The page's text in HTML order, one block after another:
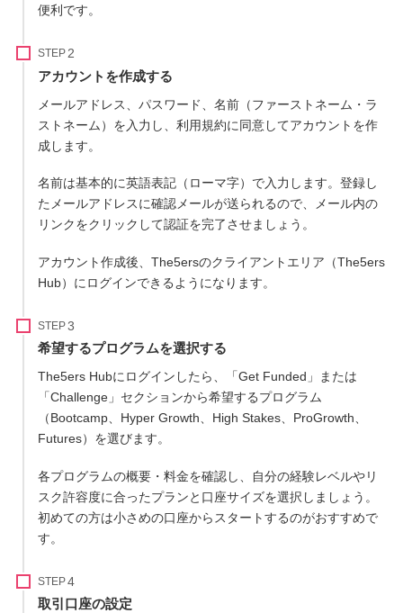
便利です。
STEP
アカウントを作成する
メールアドレス、パスワード、名前（ファーストネーム・ラ
ストネーム）を入力し、利用規約に同意してアカウントを作
成します。
名前は基本的に英語表記（ローマ字）で入力します。登録し
たメールアドレスに確認メールが送られるので、メール内の
リンクをクリックして認証を完了させましょう。
アカウント作成後、The5ersのクライアントエリア（The5ers
Hub）にログインできるようになります。
STEP
希望するプログラムを選択する
The5ers Hubにログインしたら、「Get Funded」または
「Challenge」セクションから希望するプログラム
（Bootcamp、Hyper Growth、High Stakes、ProGrowth、
Futures）を選びます。
各プログラムの概要・料金を確認し、自分の経験レベルやリ
スク許容度に合ったプランと口座サイズを選択しましょう。
初めての方は小さめの口座からスタートするのがおすすめで
す。
STEP
取引口座の設定